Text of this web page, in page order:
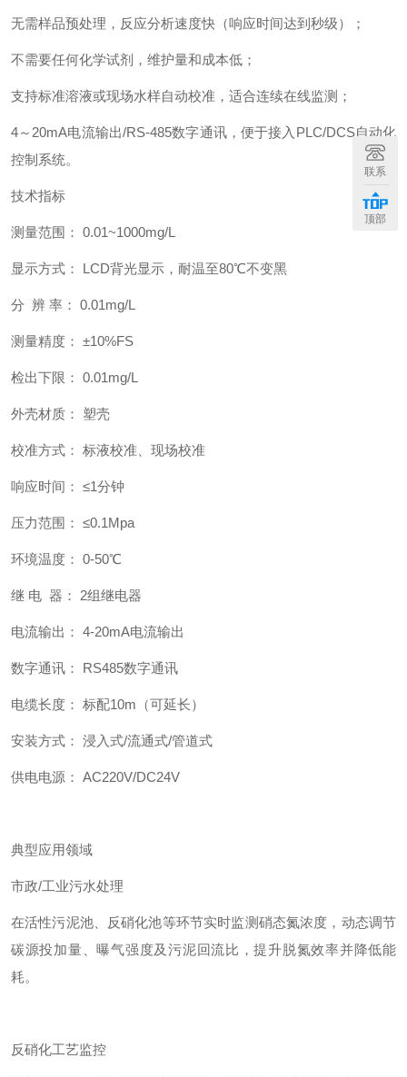
无需样品预处理，反应分析速度快（响应时间达到秒级）；
不需要任何化学试剂，维护量和成本低；
支持标准溶液或现场水样自动校准，适合连续在线监测；
4～20mA电流输出/RS-485数字通讯，便于接入PLC/DCS自动化
控制系统。
技术指标
测量范围： 0.01~1000mg/L
显示方式： LCD背光显示，耐温至80℃不变黑
分 辨 率： 0.01mg/L
测量精度： ±10%FS
检出下限： 0.01mg/L
外壳材质： 塑壳
校准方式： 标液校准、现场校准
响应时间： ≤1分钟
压力范围： ≤0.1Mpa
环境温度： 0-50℃
继 电 器： 2组继电器
电流输出： 4-20mA电流输出
数字通讯： RS485数字通讯
电缆长度： 标配10m（可延长）
安装方式： 浸入式/流通式/管道式
供电电源： AC220V/DC24V
典型应用领域
市政/工业污水处理
在活性污泥池、反硝化池等环节实时监测硝态氮浓度，动态调节
碳源投加量、曝气强度及污泥回流比，提升脱氮效率并降低能
耗。
反硝化工艺监控
联系
顶部